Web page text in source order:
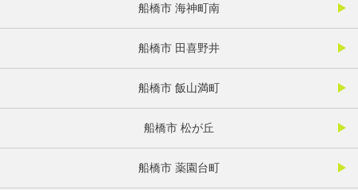
船橋市 海神町南
船橋市 田喜野井
船橋市 飯山満町
船橋市 松が丘
船橋市 薬園台町